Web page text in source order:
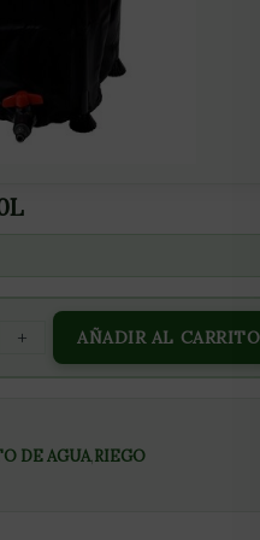
+ AÑADIR AL CARRITO
DE AGUA,RIEGO